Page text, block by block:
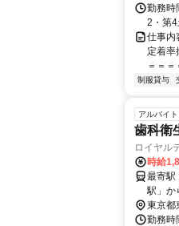
勤務時
2・第
仕事内
定着率
＝＝
制服貸与
アルバイ
歯科衛
ロイヤル
時給
最寄駅 大森海岸駅 交通アクセ
駅」か
東京都
勤務時